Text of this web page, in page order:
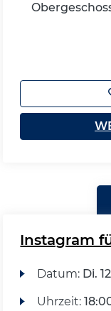
Instagram
Datum: Di.
Uhrzeit: